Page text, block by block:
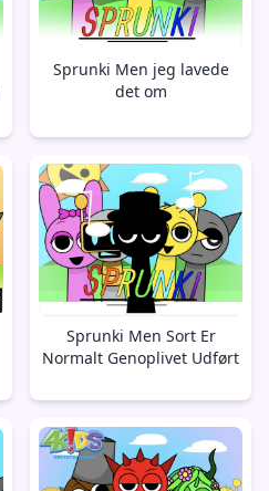
Sprunki Men jeg lavede
det om
Sprunki Men Sort Er
Normalt Genoplivet Udført